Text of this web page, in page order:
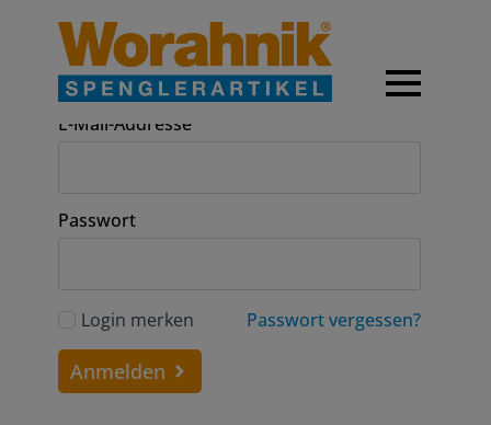
Anmeldung
E-Mail-Addresse
Passwort
Login merken Passwort vergessen?
Anmelden